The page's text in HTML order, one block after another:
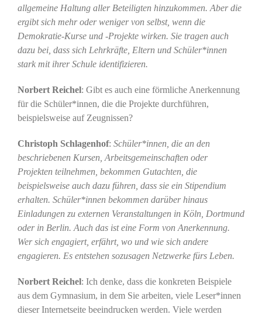
allgemeine Haltung aller Beteiligten hinzukommen. Aber die
ergibt sich mehr oder weniger von selbst, wenn die
Demokratie-Kurse und -Projekte wirken. Sie tragen auch
dazu bei, dass sich Lehrkräfte, Eltern und Schüler*innen
stark mit ihrer Schule identifizieren.
Norbert Reichel: Gibt es auch eine förmliche Anerkennung
für die Schüler*innen, die die Projekte durchführen,
beispielsweise auf Zeugnissen?
Christoph Schlagenhof: Schüler*innen, die an den
beschriebenen Kursen, Arbeitsgemeinschaften oder
Projekten teilnehmen, bekommen Gutachten, die
beispielsweise auch dazu führen, dass sie ein Stipendium
erhalten. Schüler*innen bekommen darüber hinaus
Einladungen zu externen Veranstaltungen in Köln, Dortmund
oder in Berlin. Auch das ist eine Form von Anerkennung.
Wer sich engagiert, erfährt, wo und wie sich andere
engagieren. Es entstehen sozusagen Netzwerke fürs Leben.
Norbert Reichel: Ich denke, dass die konkreten Beispiele
aus dem Gymnasium, in dem Sie arbeiten, viele Leser*innen
dieser Internetseite beeindrucken werden. Viele werden